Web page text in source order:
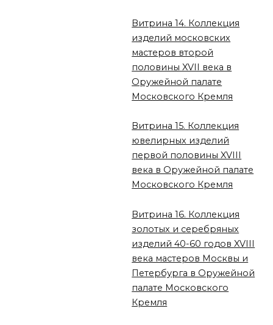
Витрина 14. Коллекция
изделий московских
мастеров второй
половины XVII века в
Оружейной палате
Московского Кремля
Витрина 15. Коллекция
ювелирных изделий
первой половины XVIII
века в Оружейной палате
Московского Кремля
Витрина 16. Коллекция
золотых и серебряных
изделий 40-60 годов XVIII
века мастеров Москвы и
Петербурга в Оружейной
палате Московского
Кремля